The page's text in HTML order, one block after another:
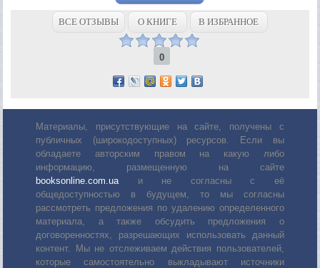
ВСЕ ОТЗЫВЫ О КНИГЕ В ИЗБРАННОЕ
0
Материалы, присутствующие на сайте, получены с
публичных (широкодоступных) ресурсов. Если вы
обладаете авторским правом на какую либо
информацию, размещенную на сайте
booksonline.com.ua и не согласны с её
общедоступностью в будущем, то мы согласны
рассмотреть предложения по удалению определенного
материала, а также обсудить предложения о
договоренностях, разрешающих использовать данный
контент. Мы не отслеживаем действия пользователей,
которые самостоятельно выкладывают источники